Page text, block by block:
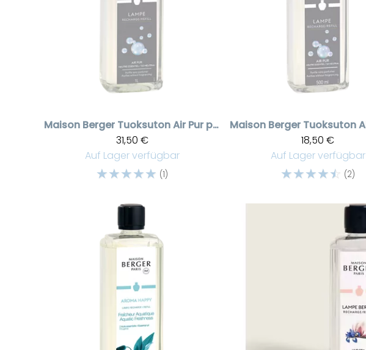
Maison Berger
Tuoksuton Air Pur puhdistusneste 1 litra
31,50 €
Auf Lager verfügbar
☆☆☆☆☆ (1)
Maison Berger
18,50 €
Auf Lager verfügbar
☆☆☆☆☆ (2)